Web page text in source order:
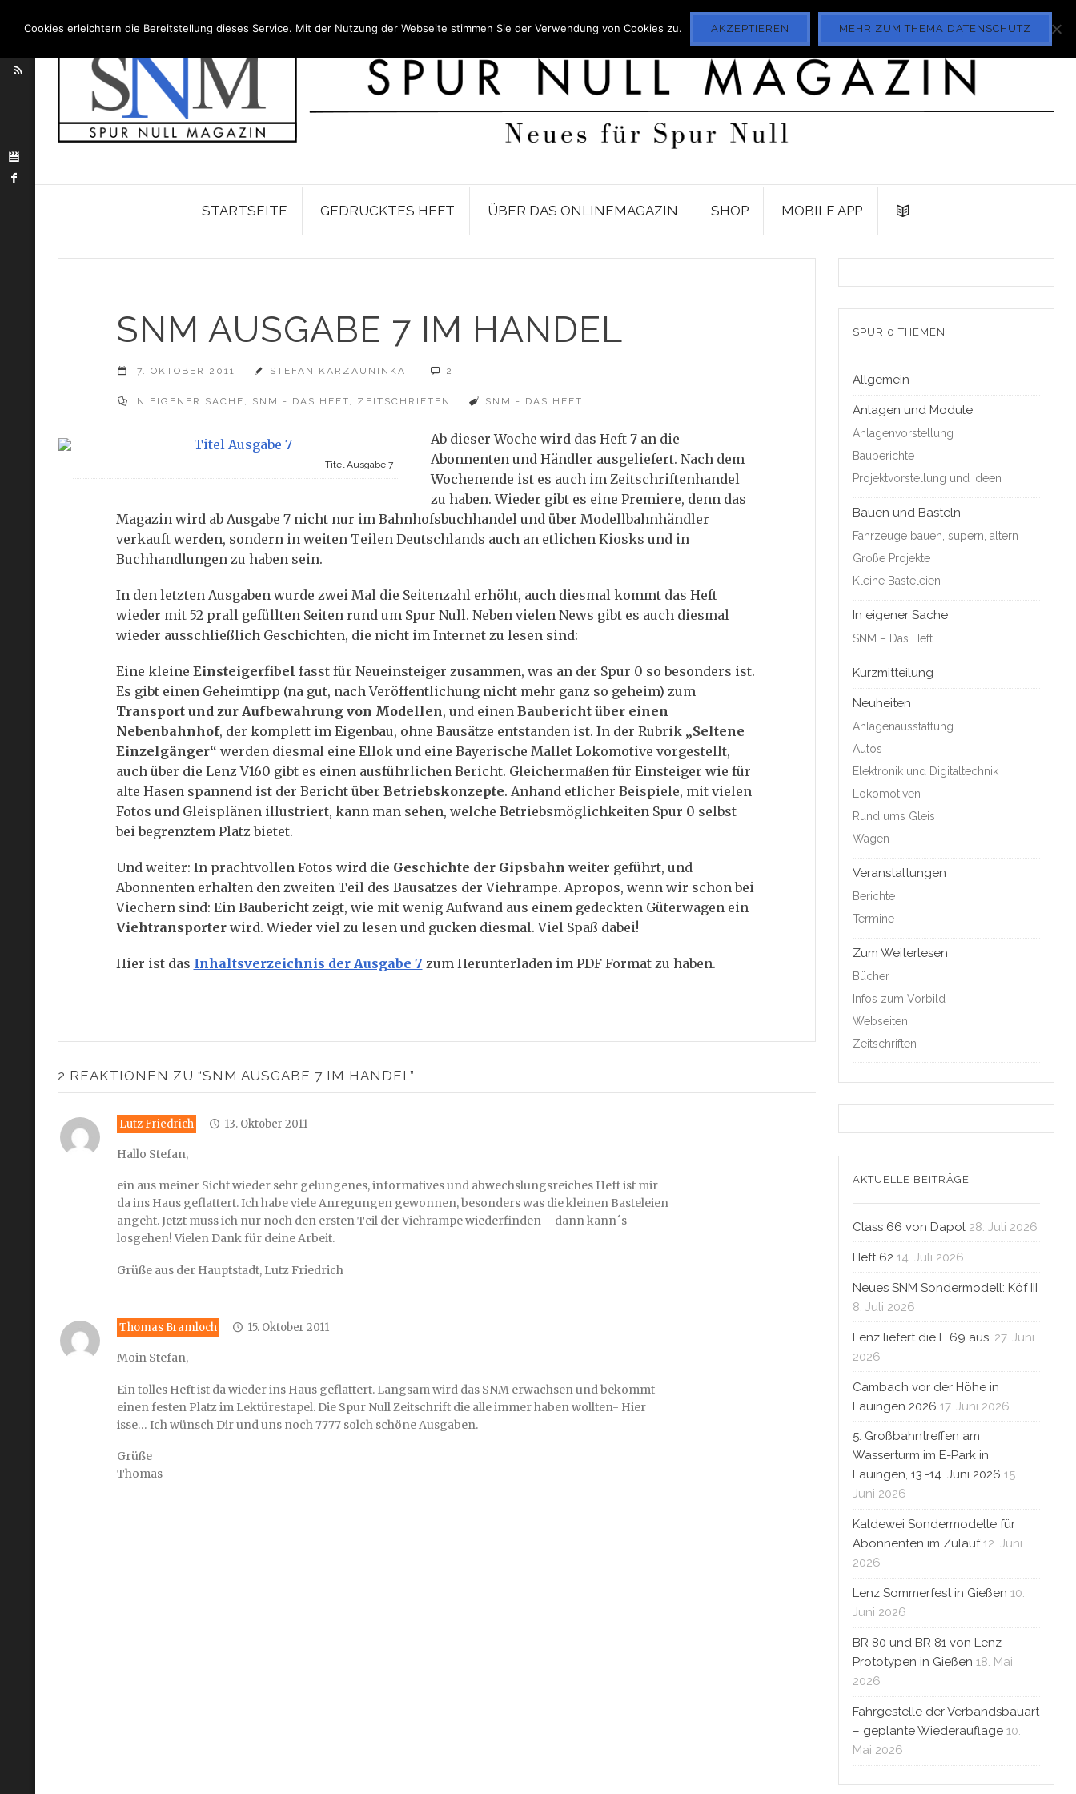
STARTSEITE GEDRUCKTES HEFT ÜBER DAS ONLINEMAGAZIN SHOP MOBILE APP
SNM AUSGABE 7 IM HANDEL
7. OKTOBER 2011 STEFAN KARZAUNINKAT 2
IN EIGENER SACHE SNM - DAS HEFT ZEITSCHRIFTEN SNM - DAS HEFT
Titel Ausgabe 7
Ab dieser Woche wird das Heft 7 an die
Abonnenten und Händler ausgeliefert. Nach dem
Wochenende ist es auch im Zeitschriftenhandel
zu haben. Wieder gibt es eine Premiere, denn das
Magazin wird ab Ausgabe 7 nicht nur im Bahnhofsbuchhandel und über Modellbahnhändler
verkauft werden, sondern in weiten Teilen Deutschlands auch an etlichen Kiosks und in
Buchhandlungen zu haben sein.
In den letzten Ausgaben wurde zwei Mal die Seitenzahl erhöht, auch diesmal kommt das Heft
wieder mit 52 prall gefüllten Seiten rund um Spur Null. Neben vielen News gibt es auch diesmal
wieder ausschließlich Geschichten, die nicht im Internet zu lesen sind:
Eine kleine Einsteigerfibel fasst für Neueinsteiger zusammen, was an der Spur 0 so besonders ist.
Es gibt einen Geheimtipp (na gut, nach Veröffentlichung nicht mehr ganz so geheim) zum
Transport und zur Aufbewahrung von Modellen, und einen Baubericht über einen
Nebenbahnhof, der komplett im Eigenbau, ohne Bausätze entstanden ist. In der Rubrik „Seltene
Einzelgänger“ werden diesmal eine Ellok und eine Bayerische Mallet Lokomotive vorgestellt,
auch über die Lenz V160 gibt es einen ausführlichen Bericht. Gleichermaßen für Einsteiger wie für
alte Hasen spannend ist der Bericht über Betriebskonzepte. Anhand etlicher Beispiele, mit vielen
Fotos und Gleisplänen illustriert, kann man sehen, welche Betriebsmöglichkeiten Spur 0 selbst
bei begrenztem Platz bietet.
Und weiter: In prachtvollen Fotos wird die Geschichte der Gipsbahn weiter geführt, und
Abonnenten erhalten den zweiten Teil des Bausatzes der Viehrampe. Apropos, wenn wir schon bei
Viechern sind: Ein Baubericht zeigt, wie mit wenig Aufwand aus einem gedeckten Güterwagen ein
Viehtransporter wird. Wieder viel zu lesen und gucken diesmal. Viel Spaß dabei!
Hier ist das Inhaltsverzeichnis der Ausgabe 7 zum Herunterladen im PDF Format zu haben.
2 REAKTIONEN ZU “SNM AUSGABE 7 IM HANDEL”
Lutz Friedrich 13. Oktober 2011
Hallo Stefan,
ein aus meiner Sicht wieder sehr gelungenes, informatives und abwechslungsreiches Heft ist mir
da ins Haus geflattert. Ich habe viele Anregungen gewonnen, besonders was die kleinen Basteleien
angeht. Jetzt muss ich nur noch den ersten Teil der Viehrampe wiederfinden – dann kann´s
losgehen! Vielen Dank für deine Arbeit.
Grüße aus der Hauptstadt, Lutz Friedrich
Thomas Bramloch 15. Oktober 2011
Moin Stefan,
Ein tolles Heft ist da wieder ins Haus geflattert. Langsam wird das SNM erwachsen und bekommt
einen festen Platz im Lektürestapel. Die Spur Null Zeitschrift die alle immer haben wollten- Hier
isse… Ich wünsch Dir und uns noch 7777 solch schöne Ausgaben.
Grüße
Thomas
SPUR 0 THEMEN
Allgemein
Anlagen und Module
Anlagenvorstellung
Bauberichte
Projektvorstellung und Ideen
Bauen und Basteln
Fahrzeuge bauen, supern, altern
Große Projekte
Kleine Basteleien
In eigener Sache
SNM – Das Heft
Kurzmitteilung
Neuheiten
Anlagenausstattung
Autos
Elektronik und Digitaltechnik
Lokomotiven
Rund ums Gleis
Wagen
Veranstaltungen
Berichte
Termine
Zum Weiterlesen
Bücher
Infos zum Vorbild
Webseiten
Zeitschriften
AKTUELLE BEITRÄGE
Class 66 von Dapol 28. Juli 2026
Heft 62 14. Juli 2026
Neues SNM Sondermodell: Köf III
8. Juli 2026
Lenz liefert die E 69 aus. 27. Juni
2026
Cambach vor der Höhe in
Lauingen 2026 17. Juni 2026
5. Großbahntreffen am
Wasserturm im E-Park in
Lauingen, 13.-14. Juni 2026 15.
Juni 2026
Kaldewei Sondermodelle für
Abonnenten im Zulauf 12. Juni
2026
Lenz Sommerfest in Gießen 10.
Juni 2026
BR 80 und BR 81 von Lenz –
Prototypen in Gießen 18. Mai
2026
Fahrgestelle der Verbandsbauart
– geplante Wiederauflage 10.
Mai 2026
Cookies erleichtern die Bereitstellung dieses Service. Mit der Nutzung der Webseite stimmen Sie der Verwendung von Cookies zu. AKZEPTIEREN MEHR ZUM THEMA DATENSCHUTZ